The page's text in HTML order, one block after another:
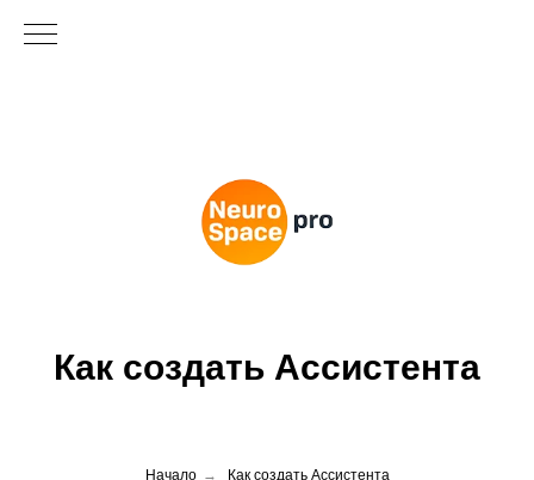
Как создать Ассистента
Начало → Как создать Ассистента